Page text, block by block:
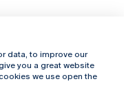
Online
data, to improve our
you a great website
we use open the